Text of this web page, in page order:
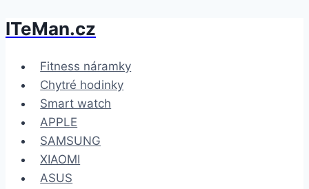
Přeskočit
obsah
ITeMan.cz
Fitness náramky
Chytré hodinky
Smart watch
APPLE
SAMSUNG
XIAOMI
ASUS